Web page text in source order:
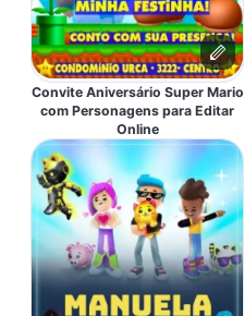
Convite Aniversário Super Mario
com Personagens para Editar
Online